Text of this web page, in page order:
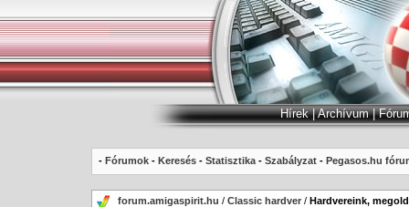
Hírek|Archívum|
- Fórumok - Keresés - Statisztika - Szabályzat - Pegasos.hu
forum.amigaspirit.hu / Classic hardver / Hardvereink,